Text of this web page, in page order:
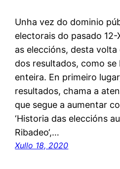
Unha vez do dominio
electorais do pasado
as eleccións, desta
dos resultados, como se
enteira. En primeiro
resultados, chama a
que segue a aumentar
‘Historia das eleccións
Ribadeo‘,…
Xullo 18, 2020